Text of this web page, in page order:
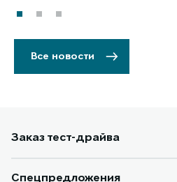
Все новости
Заказ тест-драйва
Спецпредложения